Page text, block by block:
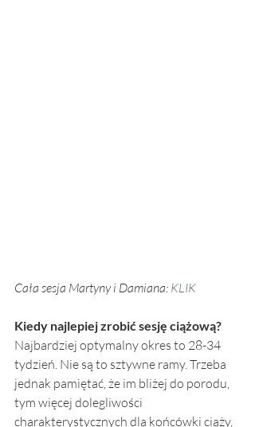
Cała sesja Martyny i Damiana: KLIK
Kiedy najlepiej zrobić sesję ciążową?
Najbardziej optymalny okres to 28-34
tydzień. Nie są to sztywne ramy. Trzeba
jednak pamiętać, że im bliżej do porodu,
tym więcej dolegliwości
charakterystycznych dla końcówki ciąży,